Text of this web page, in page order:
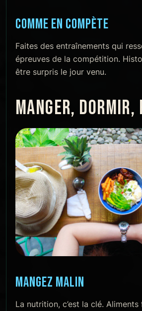
COMME EN COMPÈTE
Faites des entraînements qui
épreuves de la compétition.
être surpris le jour venu.
MANGER, DORMIR,
MANGEZ MALIN
La nutrition, c’est la clé.